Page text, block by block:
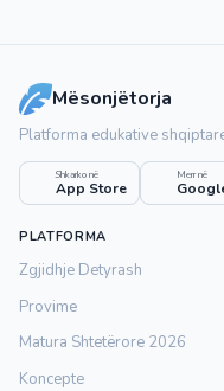
Mësonjëtorja
Platforma edukative
Shkarko në
App Store
Merr në
PLATFORMA
Zgjidhje Detyrash
Provime
Matura Shtetërore 2026
Koncepte